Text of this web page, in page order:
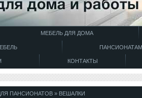
МЕБЕЛЬ ДЛЯ ДОМА
ПАНСИОНАТАМ
КОНТАКТЫ
ПАНСИОНАТОВ » ВЕШАЛКИ